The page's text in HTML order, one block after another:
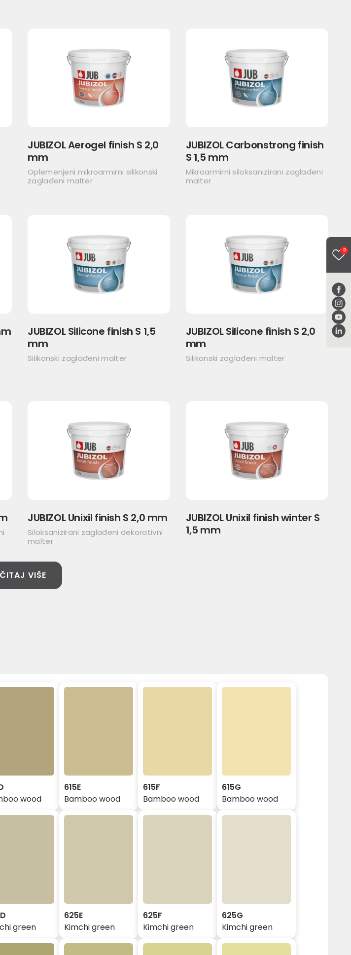
0
JUBIZOL Aerogel finish S 2,0
mm
Oplemenjeni mikroarmirni silikonski
zaglađeni malter
JUBIZOL Carbonstrong finish
S 1,5 mm
Mikroarmirni siloksanizirani zaglađeni
malter
JUBIZOL Silicone finish S 1,5
mm
Silikonski zaglađeni malter
JUBIZOL Silicone finish S 2,0
mm
Silikonski zaglađeni malter
JUBIZOL Unixil finish S 2,0 mm
Siloksanizirani zaglađeni dekorativni
malter
JUBIZOL Unixil finish winter S
1,5 mm
VIŠE
wood
615E
Bamboo wood
615F
Bamboo wood
615G
Bamboo wood
green
625E
Kimchi green
625F
Kimchi green
625G
Kimchi green